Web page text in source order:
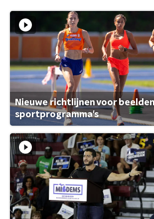
Nieuwe richtlijnen voor
sportprogramma's